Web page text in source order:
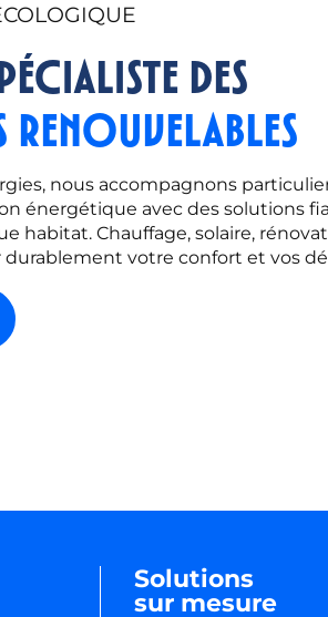
des
renouvelables
nous accompagnons
énergétique avec des solutions
habitat. Chauffage, solaire,
durablement votre confort et vos
Solutions
sur mesure